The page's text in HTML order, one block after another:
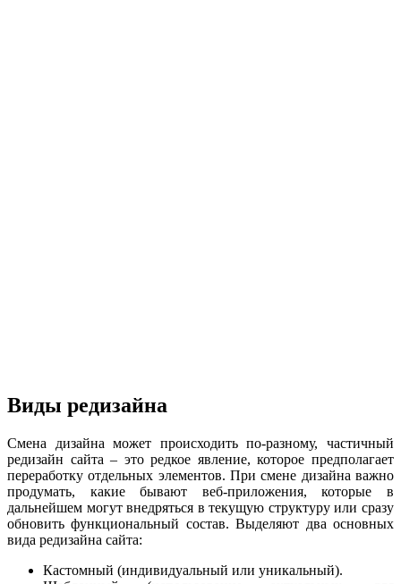
Виды редизайна
Смена дизайна может происходить по-разному, частичный
редизайн сайта – это редкое явление, которое предполагает
переработку отдельных элементов. При смене дизайна важно
продумать, какие бывают веб-приложения, которые в
дальнейшем могут внедряться в текущую структуру или сразу
обновить функциональный состав. Выделяют два основных
вида редизайна сайта:
Кастомный (индивидуальный или уникальный).